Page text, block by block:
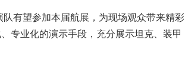
有望参加本届航展，为现场观众带来精彩
专业化的演示手段，充分展示坦克、装甲